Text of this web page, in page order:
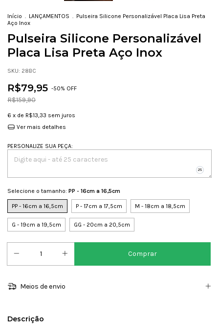
Início . LANÇAMENTOS . Pulseira Silicone Personalizável Placa Lisa Preta
Aço Inox
Pulseira Silicone Personalizável
Placa Lisa Preta Aço Inox
SKU: 28BC
R$79,95 -50% OFF
R$159,90
6 x de R$13,33 sem juros
Ver mais detalhes
PERSONALIZE SUA PEÇA:
Selecione o tamanho: PP - 16cm a 16,5cm
PP - 16cm a 16,5cm P - 17cm a 17,5cm M - 18cm a 18,5cm
G - 19cm a 19,5cm GG - 20cm a 20,5cm
Meios de envio
Descrição